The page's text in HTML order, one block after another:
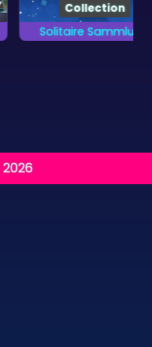
Solitaire Sammlung
Collection
2026